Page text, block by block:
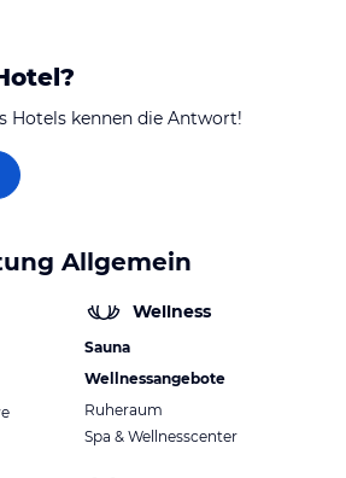
Hotels kennen die Antwort!
Allgemein
Wellness
Sauna
Wellnessangebote
Ruheraum
Spa & Wellnesscenter